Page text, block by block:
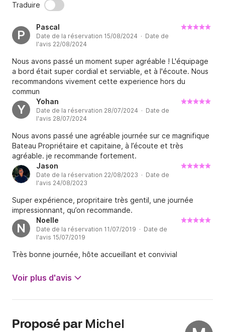
Traduire
P
Pascal
Date de la réservation 15/08/2024 · Date de
l'avis 22/08/2024
Nous avons passé un moment super agréable ! L'équipage
a bord était super cordial et serviable, et à l'écoute. Nous
recommandons vivement cette experience hors du
commun
Y
Yohan
Date de la réservation 28/07/2024 · Date de
l'avis 28/07/2024
Nous avons passé une agréable journée sur ce magnifique
Bateau Propriétaire et capitaine, à l’écoute et très
agréable. je recommande fortement.
Jason
Date de la réservation 22/08/2023 · Date de
l'avis 24/08/2023
Super expérience, propritaire très gentil, une journée
impressionnant, qu’on recommande.
N
Noelle
Date de la réservation 11/07/2019 · Date de
l'avis 15/07/2019
Très bonne journée, hôte accueillant et convivial
Voir plus d'avis
Proposé par Michel